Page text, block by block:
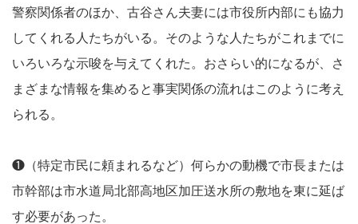
警察関係者のほか、古谷さん夫妻には市役所内部にも協力
してくれる人たちがいる。そのような人たちがこれまでに
いろいろな示唆を与えてくれた。おさらい的になるが、さ
まざまな情報を集めると事実関係の流れはこのように考え
られる。
❶（特定市民に頼まれるなど）何らかの動機で市長または
市幹部は市水道局北部高地区加圧送水所の敷地を東に延ば
す必要があった。